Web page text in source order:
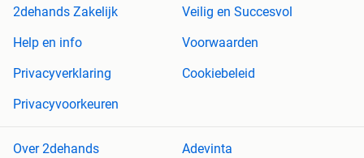
2dehands Zakelijk
Veilig en Succesvol
Help en info
Voorwaarden
Privacyverklaring
Cookiebeleid
Privacyvoorkeuren
Over 2dehands
Adevinta